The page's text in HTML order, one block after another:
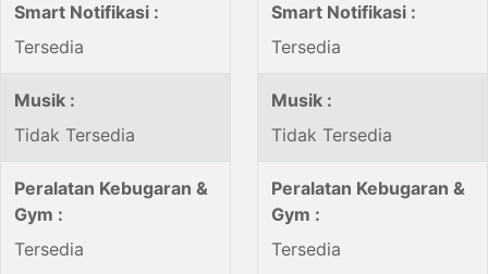
Smart Notifikasi :
Tersedia
Smart Notifikasi :
Tersedia
Musik :
Tidak Tersedia
Musik :
Tidak Tersedia
Peralatan Kebugaran &
Gym :
Tersedia
Peralatan Kebugaran &
Gym :
Tersedia